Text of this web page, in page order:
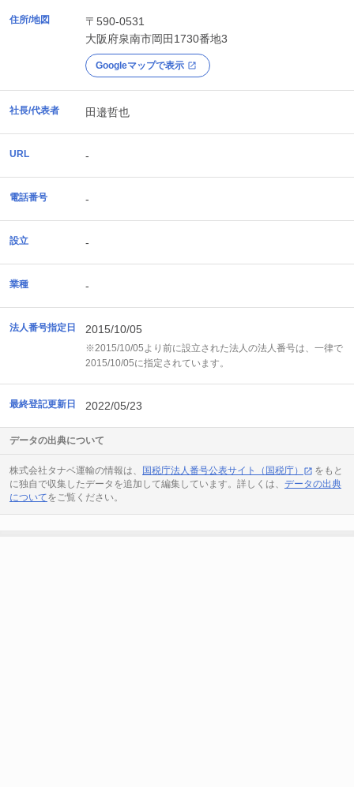
住所/地図
〒590-0531
大阪府泉南市岡田1730番地3
Googleマップで表示
社長/代表者 田邉哲也
URL -
電話番号 -
設立 -
業種 -
法人番号指定日 2015/10/05
※2015/10/05より前に設立された法人の法人番号は、一律で
2015/10/05に指定されています。
最終登記更新日 2022/05/23
データの出典について
株式会社タナベ運輸の情報は、 国税庁法人番号公表サイト（国税庁）
をもと
に独自で収集したデータを追加して編集しています。詳しくは、 データの出典
についてをご覧ください。